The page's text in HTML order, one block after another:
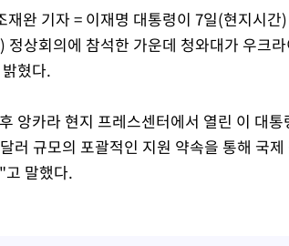
완 기자 = 이재명 대통령이 7일(현지시간
상회의에 참석한 가운데 청와대가 우크
혔다.
앙카라 현지 프레스센터에서 열린 이 대
러 규모의 포괄적인 지원 약속을 통해 국
고 말했다.